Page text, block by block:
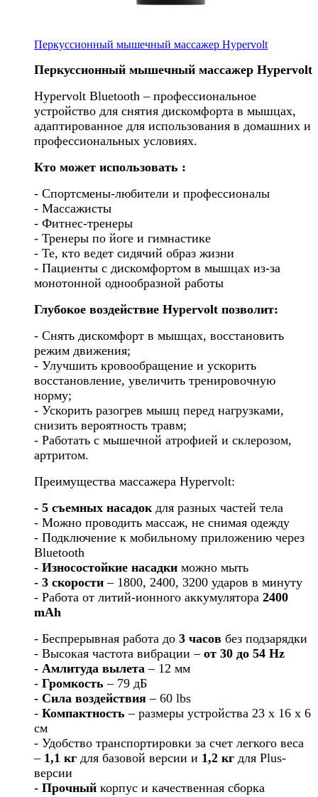
Перкуссионный мышечный массажер Hypervolt
Перкуссионный мышечный массажер Hypervolt
Hypervolt Bluetooth – профессиональное
устройство для снятия дискомфорта в мышцах,
адаптированное для использования в домашних и
профессиональных условиях.
Кто может использовать :
- Спортсмены-любители и профессионалы
- Массажисты
- Фитнес-тренеры
- Тренеры по йоге и гимнастике
- Те, кто ведет сидячий образ жизни
- Пациенты с дискомфортом в мышцах из-за
монотонной однообразной работы
Глубокое воздействие Hypervolt позволит:
- Снять дискомфорт в мышцах, восстановить
режим движения;
- Улучшить кровообращение и ускорить
восстановление, увеличить тренировочную
норму;
- Ускорить разогрев мышц перед нагрузками,
снизить вероятность травм;
- Работать с мышечной атрофией и склерозом,
артритом.
Преимущества массажера Hypervolt:
- 5 съемных насадок для разных частей тела
- Можно проводить массаж, не снимая одежду
- Подключение к мобильному приложению через
Bluetooth
- Износостойкие насадки можно мыть
- 3 скорости – 1800, 2400, 3200 ударов в минуту
- Работа от литий-ионного аккумулятора 2400
mAh
- Беспрерывная работа до 3 часов без подзарядки
- Высокая частота вибрации – от 30 до 54 Hz
- Амлитуда вылета – 12 мм
- Громкость – 79 дБ
- Сила воздействия – 60 lbs
- Компактность – размеры устройства 23 х 16 х 6
см
- Удобство транспортировки за счет легкого веса
– 1,1 кг для базовой версии и 1,2 кг для Plus-
версии
- Прочный корпус и качественная сборка